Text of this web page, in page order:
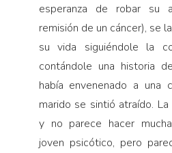
esperanza de robar su
remisión de un cáncer), se
su vida siguiéndole la
contándole una historia
había envenenado a una
marido se sintió atraído.
y no parece hacer
joven psicótico, pero